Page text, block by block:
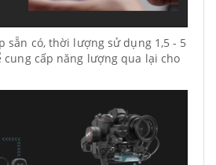
sẵn có, thời lượng sử dụng 1,5 - 5
cấp năng lượng qua lại cho